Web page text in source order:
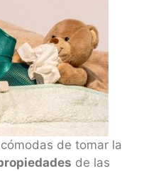
de tomar la
de las